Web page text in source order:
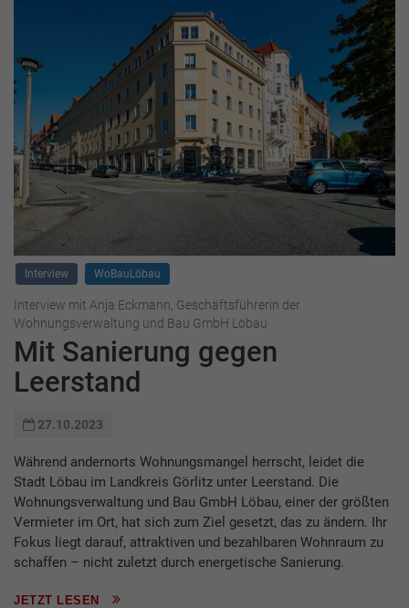
Interview WoBauLöbau
Interview mit Anja Eckmann, Geschäftsführerin der
Wohnungsverwaltung und Bau GmbH Löbau
Mit Sanierung gegen
Leerstand
27.10.2023
Während andernorts Wohnungsmangel herrscht, leidet die
Stadt Löbau im Landkreis Görlitz unter Leerstand. Die
Wohnungsverwaltung und Bau GmbH Löbau, einer der größten
Vermieter im Ort, hat sich zum Ziel gesetzt, das zu ändern. Ihr
Fokus liegt darauf, attraktiven und bezahlbaren Wohnraum zu
schaffen – nicht zuletzt durch energetische Sanierung.
JETZT LESEN